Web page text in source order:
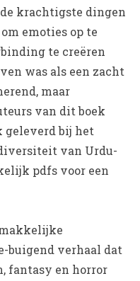
krachtigste dingen
emoties op te
te creëren
was als een zacht
maar
van dit boek
geleverd bij het
van Urdu-
pdfs voor een
buigend verhaal dat
fantasy en horror